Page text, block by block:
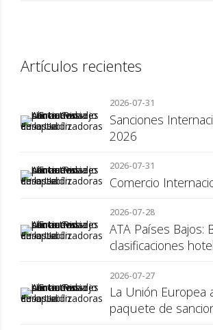
Artículos recientes
2026-07-31
Sanciones
2026
2026-07-31
Comercio
2026-07-28
ATA Países Bajos:
clasificaciones
consumidor
2026-07-27
La Unión Europea
paquete de